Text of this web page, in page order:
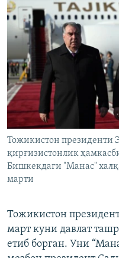
Тожикистон президенти
қирғизистонлик
Бишкекдаги "Манас"
марти
Тожикистон
март куни давлат
етиб борган. Уни